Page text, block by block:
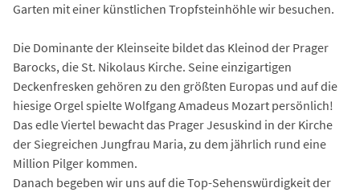
Garten mit einer künstlichen Tropfsteinhöhle wir besuchen.
Die Dominante der Kleinseite bildet das Kleinod der Prager
Barocks, die St. Nikolaus Kirche. Seine einzigartigen
Deckenfresken gehören zu den größten Europas und auf die
hiesige Orgel spielte Wolfgang Amadeus Mozart persönlich!
Das edle Viertel bewacht das Prager Jesuskind in der Kirche
der Siegreichen Jungfrau Maria, zu dem jährlich rund eine
Million Pilger kommen.
Danach begeben wir uns auf die Top-Sehenswürdigkeit der